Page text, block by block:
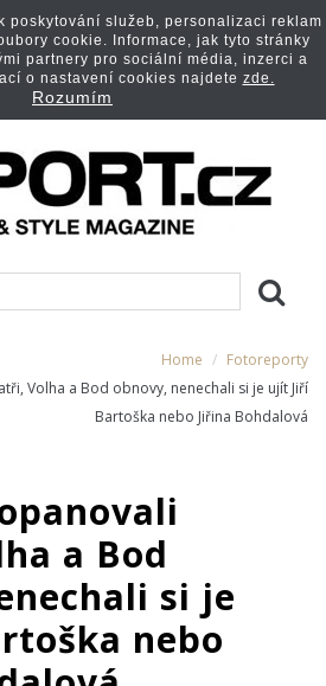
Home
Fotoreporty
Volha a Bod obnovy, nenechali si je ujít Jiří
Bartoška nebo Jiřina Bohdalová
a Bod
si je
nebo
poskytování služeb, personalizaci reklam
cookie. Informace, jak tyto stránky
partnery pro sociální média, inzerci a
o nastavení cookies najdete zde.
Rozumím